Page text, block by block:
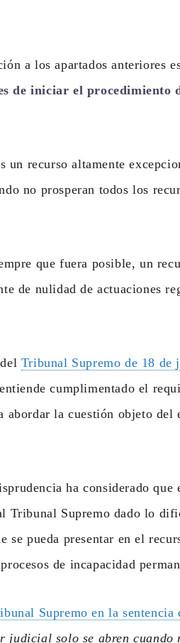
a los apartados anteriores
de iniciar el procedimiento
recurso altamente
no prosperan todos los
que fuera posible, un
de nulidad de actuaciones
Tribunal Supremo de 18 de
cumplimentado el
abordar la cuestión objeto del
ha considerado que
Tribunal Supremo dado lo
se pueda presentar en el
de incapacidad
Supremo en la sentencia
judicial solo se abren cuando